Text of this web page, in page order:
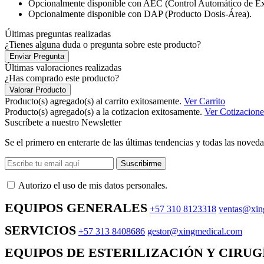
Opcionalmente disponible con AEC (Control Automático de
Opcionalmente disponible con DAP (Producto Dosis-Área).
Últimas preguntas realizadas
¿Tienes alguna duda o pregunta sobre este producto?
Enviar Pregunta
Últimas valoraciones realizadas
¿Has comprado este producto?
Valorar Producto
Producto(s) agregado(s) al carrito exitosamente. Ver Carrito
Producto(s) agregado(s) a la cotizacion exitosamente. Ver
Suscríbete a nuestro Newsletter
Se el primero en enterarte de las últimas tendencias y todas las
Suscribirme
Autorizo ​​el uso de mis datos personales.
EQUIPOS GENERALES +57 310 8123318
SERVICIOS +57 313 8408686 gestor@xingmedical.com
EQUIPOS DE ESTERILIZACIÓN Y